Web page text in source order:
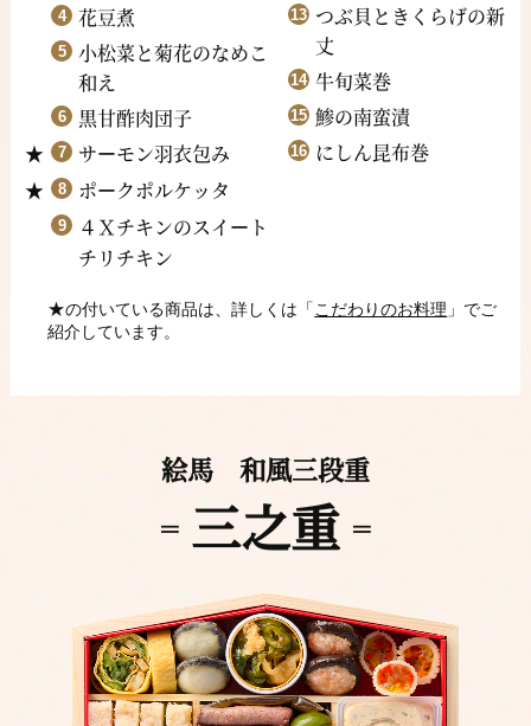
花豆煮
小松菜と菊花のなめこ
和え
黒甘酢肉団子
サーモン羽衣包み
ポークポルケッタ
４Ｘチキンのスイ ー ト
チリチキン
つぶ貝ときくらげの新
丈
牛旬菜巻
鯵の南蛮漬
にしん昆布巻
★の付いている商品は、詳しくは「 こだわりのお料理 」でご
紹介しています。
絵馬 和風三段重
三之重